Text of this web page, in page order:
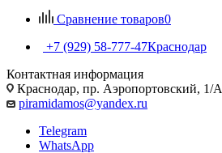
Сравнение товаров0
+7 (929) 58-777-47Краснодар
Контактная информация
Краснодар, пр. Аэропортовский, 1/А
piramidamos@yandex.ru
Telegram
WhatsApp